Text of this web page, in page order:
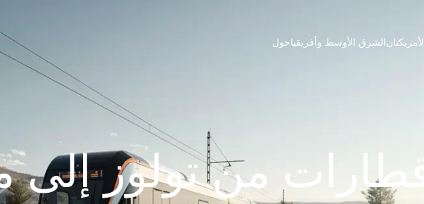
الأمريكتان الشرق الأوسط وأفريقياحول
قطارات من تولوز إلى